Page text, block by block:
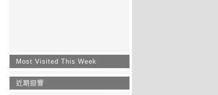
Most Visited This Week
近期迴響